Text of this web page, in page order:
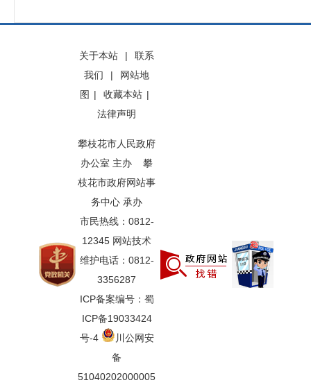
关于本站 |
联系
我们
|
网站地
图 | 收藏本站 |
法律声明
攀枝花市人民政府
办公室 主办 攀
枝花市政府网站事
务中心 承办
市民热线：0812-
12345 网站技术
维护电话：0812-
3356287
ICP备案编号：蜀
ICP备19033424
号-4
川公网安
备
51040202000005